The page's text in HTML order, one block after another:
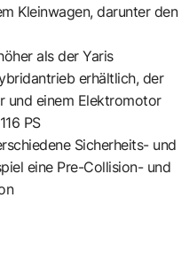
Kleinwagen, darunter den
als der Yaris
erhältlich, der
und einem Elektromotor
PS
Sicherheits- und
eine Pre-Collision- und